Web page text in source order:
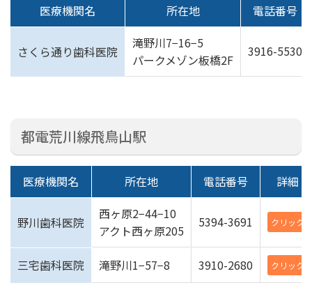
医療機関名 所在地 電話番号
さくら通り歯科医院
滝野川7−16−5
パークメゾン板橋2F
3916-5530
都電荒川線飛鳥山駅
医療機関名 所在地 電話番号 詳細
野川歯科医院
西ヶ原2−44−10
アクト西ヶ原205
5394-3691 クリック
三宅歯科医院 滝野川1−57−8 3910-2680 クリック